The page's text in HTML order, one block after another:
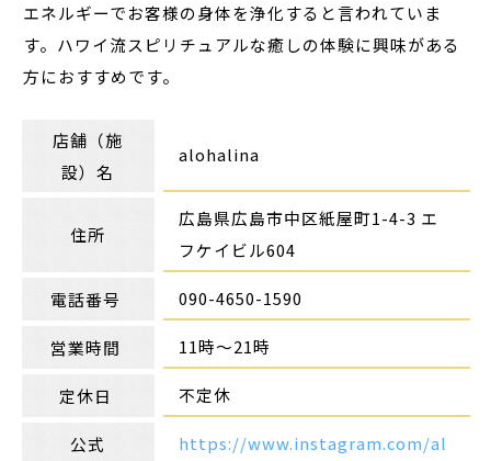
エネルギーでお客様の身体を浄化すると言われていま
す。ハワイ流スピリチュアルな癒しの体験に興味がある
方におすすめです。
店舗（施
設）名
alohalina
住所
広島県広島市中区紙屋町1-4-3 エ
フケイビル604
電話番号 090-4650-1590
営業時間 11時～21時
定休日 不定休
公式
https://www.instagram.com/al